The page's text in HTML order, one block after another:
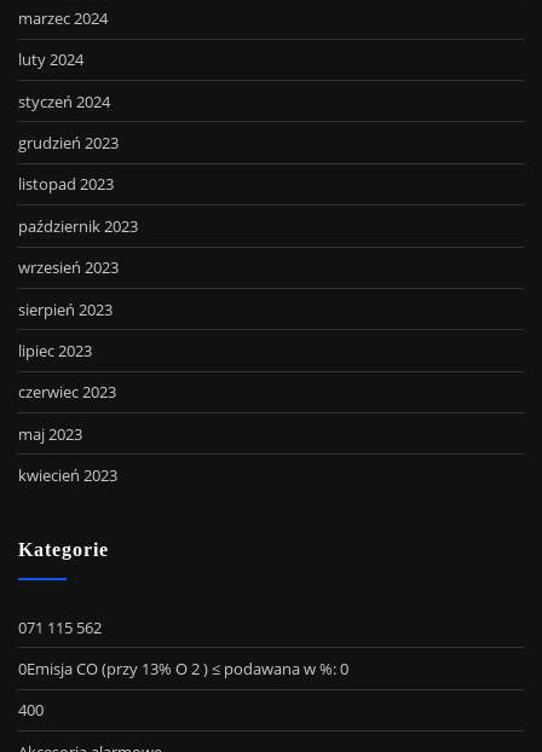
marzec 2024
luty 2024
styczeń 2024
grudzień 2023
listopad 2023
październik 2023
wrzesień 2023
sierpień 2023
lipiec 2023
czerwiec 2023
maj 2023
kwiecień 2023
Kategorie
071 115 562
0Emisja CO (przy 13% O 2 ) ≤ podawana w %: 0
400